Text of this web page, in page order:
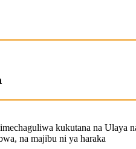
kukutana na Ulaya
na majibu ni ya haraka